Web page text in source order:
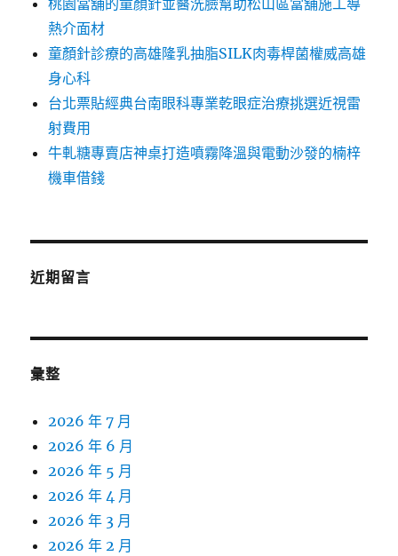
桃園當舖的童顏針並醫洗臉幫助松山區當舖施工導
熱介面材
童顏針診療的高雄隆乳抽脂SILK肉毒桿菌權威高雄
身心科
台北票貼經典台南眼科專業乾眼症治療挑選近視雷
射費用
牛軋糖專賣店神桌打造噴霧降溫與電動沙發的楠梓
機車借錢
近期留言
彙整
2026 年 7 月
2026 年 6 月
2026 年 5 月
2026 年 4 月
2026 年 3 月
2026 年 2 月